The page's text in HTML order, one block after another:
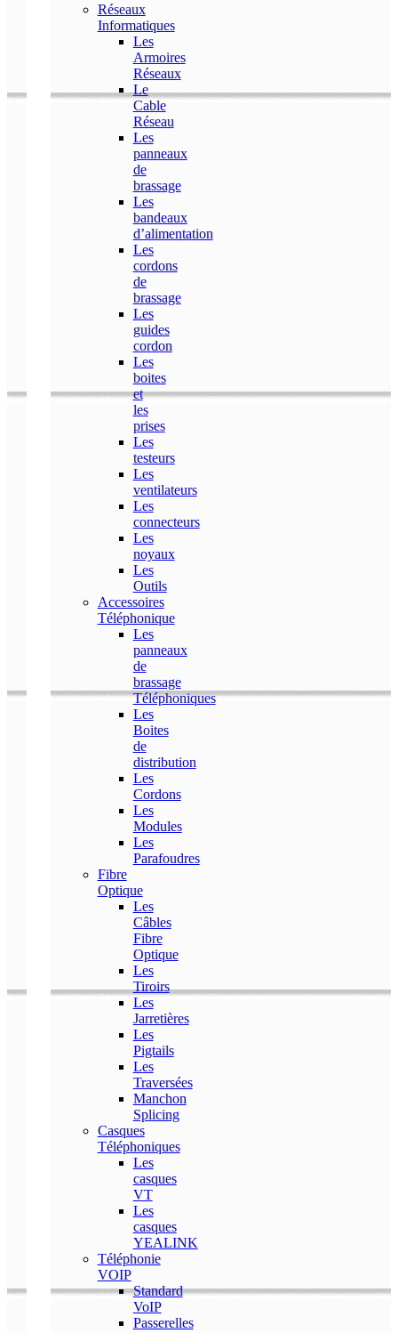
Réseaux
Informatiques
Les
Armoires
Réseaux
Le
Cable
Réseau
Les
panneaux
de
brassage
Les
bandeaux
d’alimentation
Les
cordons
de
brassage
Les
guides
cordon
Les
boites
et
les
prises
Les
testeurs
Les
ventilateurs
Les
connecteurs
Les
noyaux
Les
Outils
Accessoires
Téléphonique
Les
panneaux
de
brassage
Téléphoniques
Les
Boites
de
distribution
Les
Cordons
Les
Modules
Les
Parafoudres
Fibre
Optique
Les
Câbles
Fibre
Optique
Les
Tiroirs
Les
Jarretières
Les
Pigtails
Les
Traversées
Manchon
Splicing
Casques
Téléphoniques
Les
casques
VT
Les
casques
YEALINK
Téléphonie
VOIP
Standard
VoIP
Passerelles